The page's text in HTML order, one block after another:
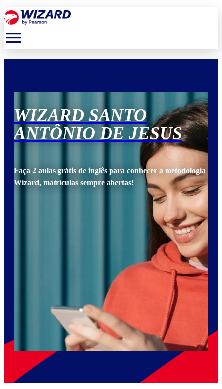
menu
WIZARD SANTO
ANTÔNIO DE JESUS
Faça 2 aulas grátis de inglês para conhecer a metodologia
Wizard, matrículas sempre abertas!